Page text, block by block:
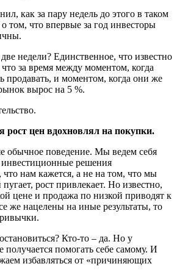
как за пару недель до этого в таком
том, что впервые за год инвесторы
недели? Единственное, что известно
что за время между моментом, когда
продавать, и моментом, когда они же
вырос на 5 %.
цен вдохновлял на покупки.
обычное поведение. Мы ведем себя
решения
нам кажется, а не на том, что мы
рост привлекает. Но известно,
цене и продажа по низкой приводят к
же нацелены на иные результаты, то
Кто-то – да. Но у
получается помогать себе самому. И
избавляться от «причиняющих